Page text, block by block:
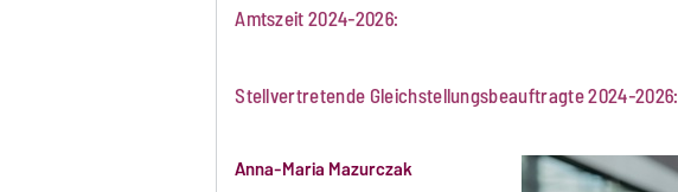
Amtszeit 2024-2026:
Stellvertretende Gleichstellungsbeauftragte 2024-2026:
Anna-Maria Mazurczak